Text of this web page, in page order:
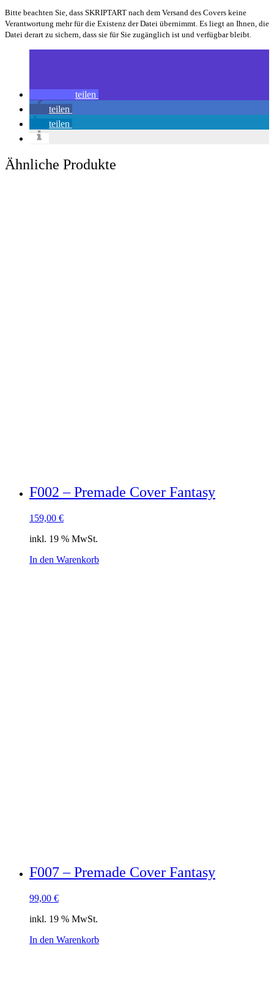
Bitte beachten Sie, dass SKRIPTART nach dem Versand des Covers keine
Verantwortung mehr für die Existenz der Datei übernimmt. Es liegt an Ihnen, die
Datei derart zu sichern, dass sie für Sie zugänglich ist und verfügbar bleibt.
teilen
teilen
teilen
Ähnliche Produkte
F002 – Premade Cover Fantasy
159,00 €
inkl. 19 % MwSt.
In den Warenkorb
F007 – Premade Cover Fantasy
99,00 €
inkl. 19 % MwSt.
In den Warenkorb